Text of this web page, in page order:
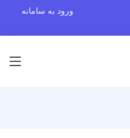
ورود به سامانه